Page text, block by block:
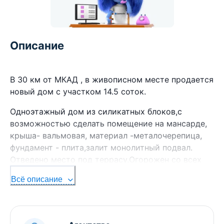
Описание
В 30 км от МКАД , в живописном месте продается
новый дом с участком 14.5 соток.
Одноэтажный дом из силикатных блоков,с
возможностью сделать помещение на мансарде,
крыша- вальмовая, материал -металочерепица,
фундамент - плита,залит монолитный подвал.
Отведено место под террасу.Огорожен со всех
калиткой.Обустроено парковочное место для
Газ подведен к дому, своя скважина(вода
Всё описание